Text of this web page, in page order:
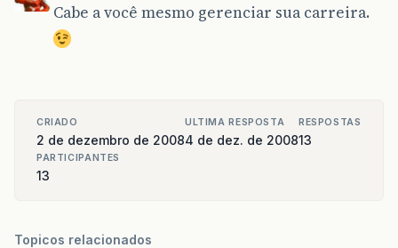
Cabe a você mesmo gerenciar sua carreira.
CRIADO
2 de dezembro de 2008
ULTIMA RESPOSTA
4 de dez. de 2008
RESPOSTAS
13
PARTICIPANTES
13
Topicos relacionados